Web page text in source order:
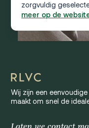
zorgvuldig
meer op de
Wij zijn een
maakt om snel de